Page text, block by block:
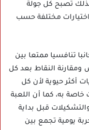
لذلك تصبح كل جولة
مختلفة حسب
تنافسيا ممتعا بين
النقاط بعد كل
أكثر حيوية لأن كل
به، كما أن اللعبة
قبل بداية
يومية تجمع بين